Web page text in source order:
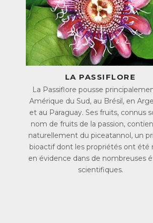
la
LA PASSIFLORE
La Passiflore pousse
Amérique du Sud, au Brésil, en
et au Paraguay. Ses fruits, connus
nom de fruits de la passion,
naturellement du piceatannol, un
bioactif dont les propriétés ont été
en évidence dans de nombreuses
scientifiques.